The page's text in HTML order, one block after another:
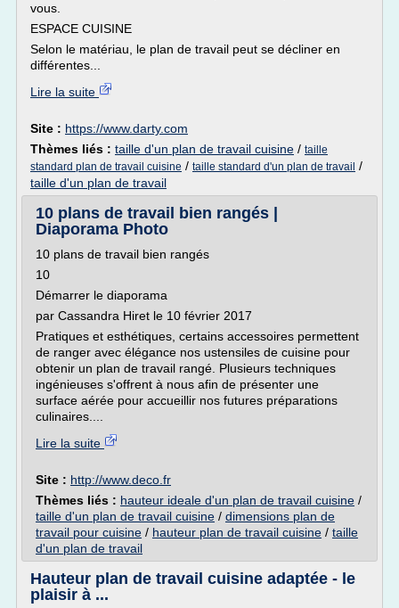
vous.
ESPACE CUISINE
Selon le matériau, le plan de travail peut se décliner en
différentes...
Lire la suite
Site : https://www.darty.com
Thèmes liés : taille d'un plan de travail cuisine / taille
standard plan de travail cuisine / taille standard d'un plan de travail /
taille d'un plan de travail
10 plans de travail bien rangés |
Diaporama Photo
10 plans de travail bien rangés
10
Démarrer le diaporama
par Cassandra Hiret le 10 février 2017
Pratiques et esthétiques, certains accessoires permettent
de ranger avec élégance nos ustensiles de cuisine pour
obtenir un plan de travail rangé. Plusieurs techniques
ingénieuses s'offrent à nous afin de présenter une
surface aérée pour accueillir nos futures préparations
culinaires....
Lire la suite
Site : http://www.deco.fr
Thèmes liés : hauteur ideale d'un plan de travail cuisine /
taille d'un plan de travail cuisine / dimensions plan de
travail pour cuisine / hauteur plan de travail cuisine / taille
d'un plan de travail
Hauteur plan de travail cuisine adaptée - le
plaisir à ...